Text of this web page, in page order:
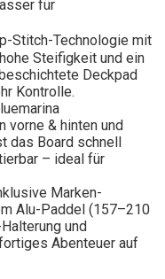
für
Stitch-Technologie mit
Steifigkeit und ein
Deckpad
Kontrolle.
vorne & hinten und
Board schnell
– ideal für
Marken-
Alu-Paddel (157–210
und
Abenteuer auf